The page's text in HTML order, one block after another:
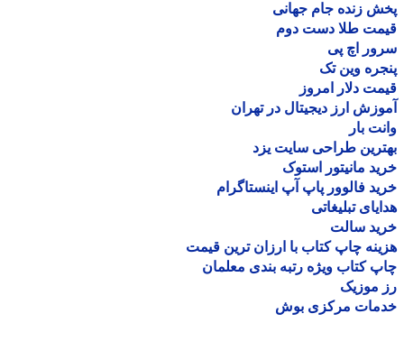
زنده جام جهانی
طلا دست دوم
اچ پی
وین تک
دلار امروز
ارز دیجیتال در تهران
بار
طراحی سایت یزد
مانیتور استوک
فالوور پاپ آپ اینستاگرام
تبلیغاتی
سالت
چاپ کتاب با ارزان ترین قیمت
کتاب ویژه رتبه بندی معلمان
موزیک
مرکزی بوش